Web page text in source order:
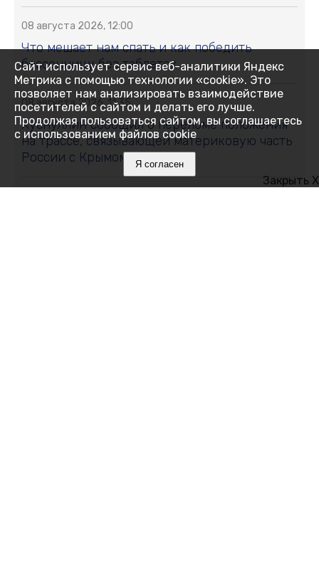
08 августа 2026, 12:00
Что мешает нам спать и как победить
бессонницу без таблеток
08 августа 2026, 11:35
Хуснуллин сообщил о переломе положения
на трассе, связывающей материковую часть
России с Крымом
Закрыть X
Сайт использует сервис веб-аналитики Яндекс
Метрика с помощью технологии «cookie». Это
позволяет нам анализировать взаимодействие
посетителей с сайтом и делать его лучше.
Продолжая пользоваться сайтом, вы соглашаетесь
с использованием файлов cookie
Я согласен